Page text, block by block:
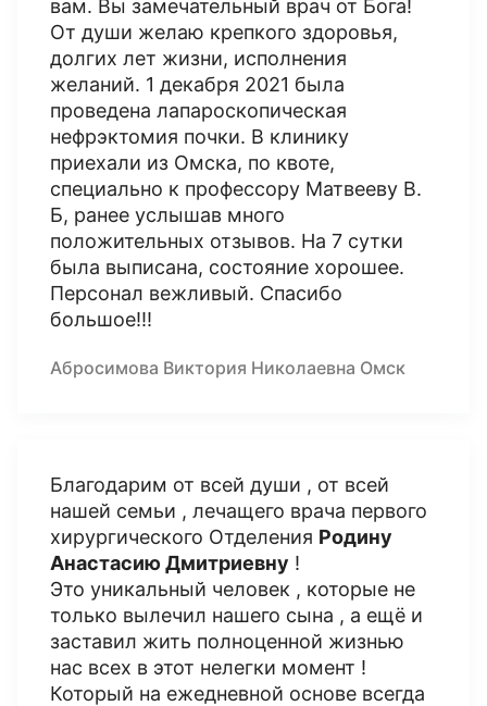
вам. Вы замечательный врач от Бога!
От души желаю крепкого здоровья,
долгих лет жизни, исполнения
желаний. 1 декабря 2021 была
проведена лапароскопическая
нефрэктомия почки. В клинику
приехали из Омска, по квоте,
специально к профессору Матвееву В.
Б, ранее услышав много
положительных отзывов. На 7 сутки
была выписана, состояние хорошее.
Персонал вежливый. Спасибо
большое!!!
Абросимова Виктория Николаевна Омск
Благодарим от всей души , от всей
нашей семьи , лечащего врача первого
хирургического Отделения Родину
Анастасию Дмитриевну !
Это уникальный человек , которые не
только вылечил нашего сына , а ещё и
заставил жить полноценной жизнью
нас всех в этот нелегки момент !
Который на ежедневной основе всегда